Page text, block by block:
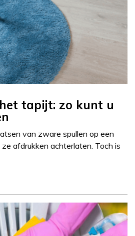
tapijt: zo kunt u
van zware spullen op een
afdrukken achterlaten. Toch is